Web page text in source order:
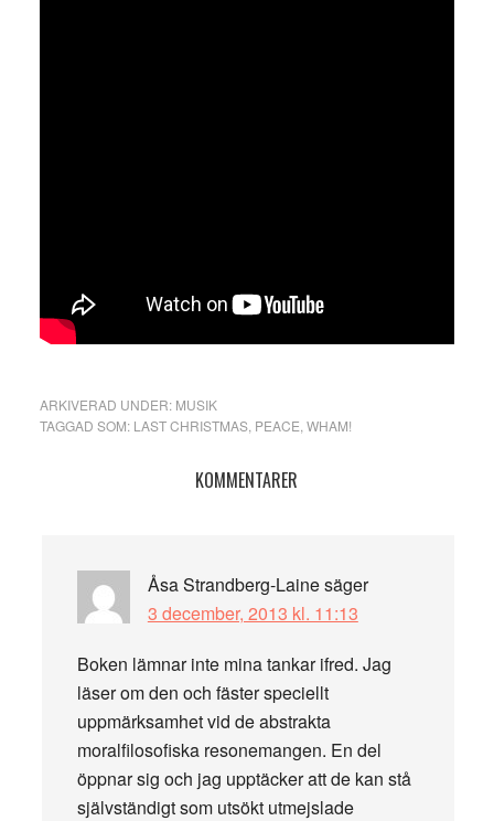
ARKIVERAD UNDER: MUSIK
TAGGAD SOM: LAST CHRISTMAS, PEACE WHAM!
Läsarkommentarer
KOMMENTARER
Åsa Strandberg-Lainesäger
3 december, 2013 kl. 11:13
Boken lämnar inte mina tankar ifred. Jag
läser om den och fäster speciellt
uppmärksamhet vid de abstrakta
moralfilosofiska resonemangen. En del
öppnar sig och jag upptäcker att de kan stå
självständigt som utsökt utmejslade